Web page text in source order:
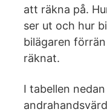
att räkna på.
ser ut och hur
bilägaren
räknat.
I tabellen